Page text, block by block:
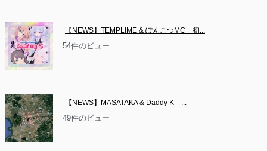
【NEWS】TEMPLIME & ぽんこつMC　初...
54件のビュー
【NEWS】MASATAKA & Daddy K　...
49件のビュー